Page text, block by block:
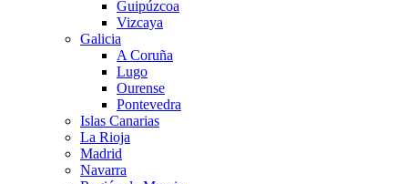
Guipúzcoa
Vizcaya
Galicia
A Coruña
Lugo
Ourense
Pontevedra
Islas Canarias
La Rioja
Madrid
Navarra